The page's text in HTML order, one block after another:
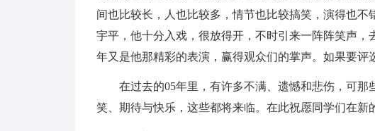
间也比较长，人也比较多，情节也比较搞笑，演得也
宇平，他十分入戏，很放得开，不时引来一阵阵笑声，
年又是他那精彩的表演，赢得观众们的掌声。如果要评
在过去的05年里，有许多不满、遗憾和悲伤，可
笑、期待与快乐，这些都将来临。在此祝愿同学们在新